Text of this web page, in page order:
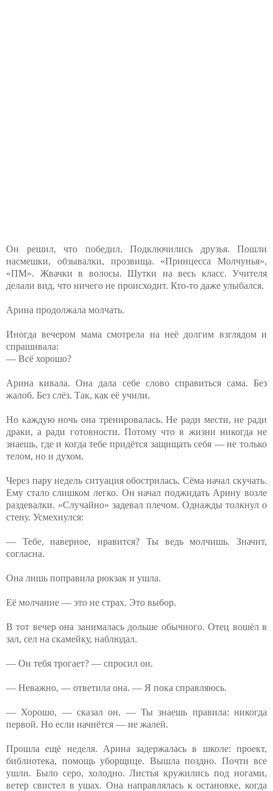
Он решил, что победил. Подключились друзья. Пошли
насмешки, обзывалки, прозвища. «Принцесса Молчунья»,
«ПМ». Жвачки в волосы. Шутки на весь класс. Учителя
делали вид, что ничего не происходит. Кто-то даже улыбался.
Арина продолжала молчать.
Иногда вечером мама смотрела на неё долгим взглядом и
спрашивала:
— Всё хорошо?
Арина кивала. Она дала себе слово справиться сама. Без
жалоб. Без слёз. Так, как её учили.
Но каждую ночь она тренировалась. Не ради мести, не ради
драки, а ради готовности. Потому что в жизни никогда не
знаешь, где и когда тебе придётся защищать себя — не только
телом, но и духом.
Через пару недель ситуация обострилась. Сёма начал скучать.
Ему стало слишком легко. Он начал поджидать Арину возле
раздевалки. «Случайно» задевал плечом. Однажды толкнул о
стену. Усмехнулся:
— Тебе, наверное, нравится? Ты ведь молчишь. Значит,
согласна.
Она лишь поправила рюкзак и ушла.
Её молчание — это не страх. Это выбор.
В тот вечер она занималась дольше обычного. Отец вошёл в
зал, сел на скамейку, наблюдал.
— Он тебя трогает? — спросил он.
— Неважно, — ответила она. — Я пока справляюсь.
— Хорошо, — сказал он. — Ты знаешь правила: никогда
первой. Но если начнётся — не жалей.
Прошла ещё неделя. Арина задержалась в школе: проект,
библиотека, помощь уборщице. Вышла поздно. Почти все
ушли. Было серо, холодно. Листья кружились под ногами,
ветер свистел в ушах. Она направлялась к остановке, когда